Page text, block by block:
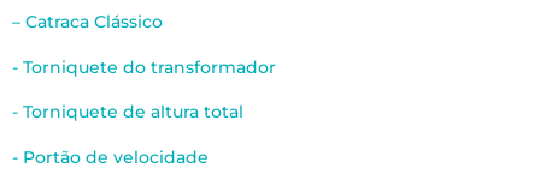
– Catraca Clássico
- Torniquete do transformador
- Torniquete de altura total
- Portão de velocidade